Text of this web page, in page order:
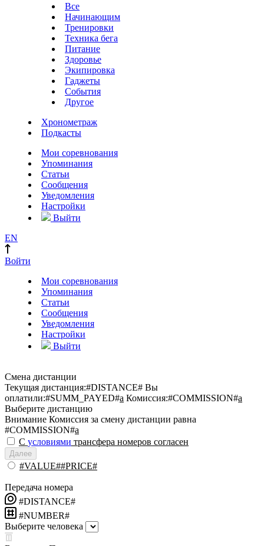
Все
Начинающим
Тренировки
Техника бега
Питание
Здоровье
Экипировка
Гаджеты
События
Другое
Хронометраж
Подкасты
Мои соревнования
Упоминания
Статьи
Сообщения
Уведомления
Настройки
Выйти
EN
Войти
Мои соревнования
Упоминания
Статьи
Сообщения
Уведомления
Настройки
Выйти
Смена дистанции
Текущая дистанция:#DISTANCE# Вы
оплатили:#SUMM_PAYED#a Комиссия:#COMMISSION#a
Выберите дистанцию
Внимание Комиссия за смену дистанции равна
#COMMISSION#a
С условиями трансфера номеров согласен
Далее
#VALUE##PRICE#
Передача номера
#DISTANCE#
#NUMBER#
Выберите человека